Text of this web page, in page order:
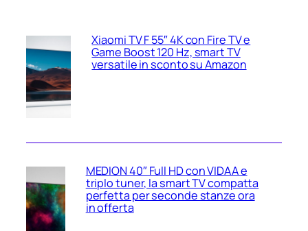
Xiaomi TV F 55″ 4K con Fire TV e
Game Boost 120 Hz, smart TV
versatile in sconto su Amazon
MEDION 40″ Full HD con VIDAA e
triplo tuner, la smart TV compatta
perfetta per seconde stanze ora
in offerta